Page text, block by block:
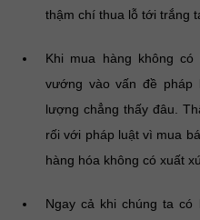
thậm chí thua lỗ tới trắng
Khi mua hàng không
vướng vào vấn đề pháp
lượng chẳng thấy đâu.
rối với pháp luật vì mua
hàng hóa không có xuất
Ngay cả khi chúng ta